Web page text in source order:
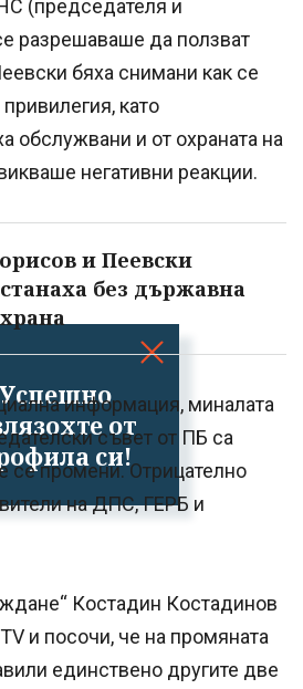
Успешно
от
си!
(председателя и
разрешаваше да ползват
бяха снимани как се
като
обслужвани и от охраната на
негативни реакции.
и Пеевски
без държавна
информация, миналата
съвет от ПБ са
се промени. Отрицателно
на ДПС, ГЕРБ и
Костадин Костадинов
и посочи, че на промяната
единствено другите две